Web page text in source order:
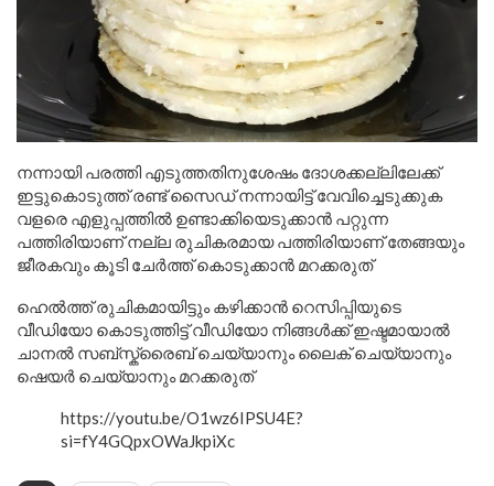
നന്നായി പരത്തി എടുത്തതിനുശേഷം ദോശക്കല്ലിലേക്ക്
ഇട്ടുകൊടുത്ത് രണ്ട് സൈഡ് നന്നായിട്ട് വേവിച്ചെടുക്കുക
വളരെ എളുപ്പത്തിൽ ഉണ്ടാക്കിയെടുക്കാൻ പറ്റുന്ന
പത്തിരിയാണ് നല്ല രുചികരമായ പത്തിരിയാണ് തേങ്ങയും
ജീരകവും കൂടി ചേർത്ത് കൊടുക്കാൻ മറക്കരുത്
ഹെൽത്ത് രുചികമായിട്ടും കഴിക്കാൻ റെസിപ്പിയുടെ
വീഡിയോ കൊടുത്തിട്ട് വീഡിയോ നിങ്ങൾക്ക് ഇഷ്ടമായാൽ
ചാനൽ സബ്സ്ക്രൈബ് ചെയ്യാനും ലൈക് ചെയ്യാനും
ഷെയർ ചെയ്യാനും മറക്കരുത്
https://youtu.be/O1wz6IPSU4E?
si=fY4GQpxOWaJkpiXc